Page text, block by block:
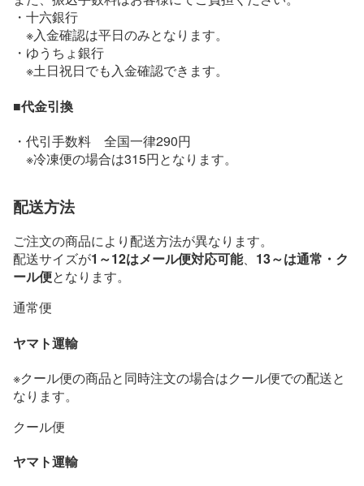
・十六銀行
※入金確認は平日のみとなります。
・ゆうちょ銀行
※土日祝日でも入金確認できます。
■代金引換
・代引手数料 全国一律290円
※冷凍便の場合は315円となります。
配送方法
ご注文の商品により配送方法が異なります。
配送サイズが1～12はメール便対応可能、 13～は通常・ク
ール便となります。
通常便
ヤマト運輸
※クール便の商品と同時注文の場合はクール便での配送と
なります。
クール便
ヤマト運輸